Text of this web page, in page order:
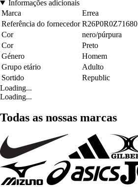
Informações adicionais
Marca
Errea
Referência do fornecedor R26P0R0Z71680
Cor
nero/púrpura
Cor
Preto
Género
Homem
Grupo etário
Adulto
Sortido
Republic
Loading...
Loading...
Todas as nossas marcas